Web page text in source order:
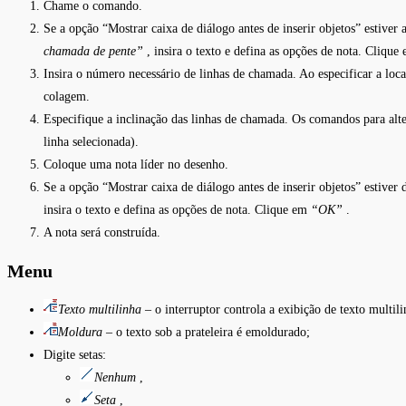
Chame o comando.
Se a opção “Mostrar caixa de diálogo antes de inserir objetos”
chamada de pente” , insira o texto e defina as opções de nota. Clique
Insira o número necessário de linhas de chamada. Ao especificar a
colagem.
Especifique a inclinação das linhas de chamada. Os comandos para
linha selecionada).
Coloque uma nota líder no desenho.
Se a opção “Mostrar caixa de diálogo antes de inserir objetos”
insira o texto e defina as opções de nota. Clique em “OK” .
A nota será construída.
Menu
Texto multilinha – o interruptor controla a exibição de texto
Moldura – o texto sob a prateleira é emoldurado;
Digite setas:
Nenhum
Seta